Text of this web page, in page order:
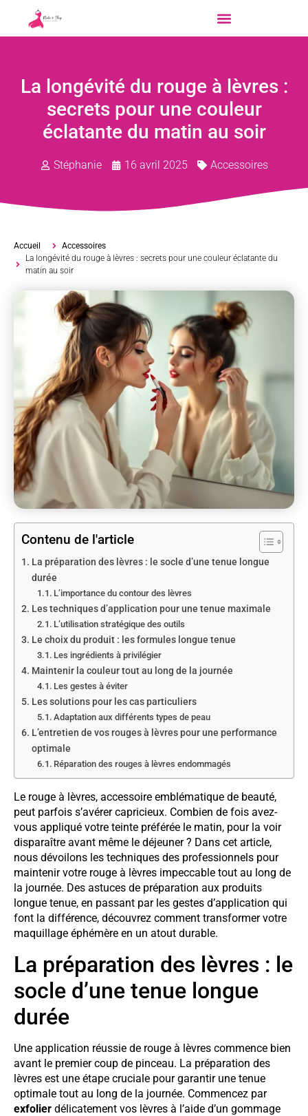
La longévité du rouge à lèvres :
secrets pour une couleur
éclatante du matin au soir
Stéphanie 16 avril 2025 Accessoires
Accueil
Accessoires
La longévité du rouge à lèvres : secrets pour une couleur éclatante du
matin au soir
Contenu de l'article
La préparation des lèvres : le socle d’une tenue longue
durée
L’importance du contour des lèvres
Les techniques d’application pour une tenue maximale
L’utilisation stratégique des outils
Le choix du produit : les formules longue tenue
Les ingrédients à privilégier
Maintenir la couleur tout au long de la journée
Les gestes à éviter
Les solutions pour les cas particuliers
Adaptation aux différents types de peau
L’entretien de vos rouges à lèvres pour une performance
optimale
Réparation des rouges à lèvres endommagés
Le rouge à lèvres, accessoire emblématique de beauté,
peut parfois s’avérer capricieux. Combien de fois avez-
vous appliqué votre teinte préférée le matin, pour la voir
disparaître avant même le déjeuner ? Dans cet article,
nous dévoilons les techniques des professionnels pour
maintenir votre rouge à lèvres impeccable tout au long de
la journée. Des astuces de préparation aux produits
longue tenue, en passant par les gestes d’application qui
font la différence, découvrez comment transformer votre
maquillage éphémère en un atout durable.
La préparation des lèvres : le
socle d’une tenue longue
durée
Une application réussie de rouge à lèvres commence bien
avant le premier coup de pinceau. La préparation des
lèvres est une étape cruciale pour garantir une tenue
optimale tout au long de la journée. Commencez par
exfolier délicatement vos lèvres à l’aide d’un gommage